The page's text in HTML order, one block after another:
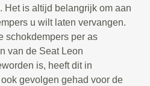
Het is altijd belangrijk om aan
u wilt laten vervangen.
schokdempers per as
van de Seat Leon
is, heeft dit in
gevolgen gehad voor de